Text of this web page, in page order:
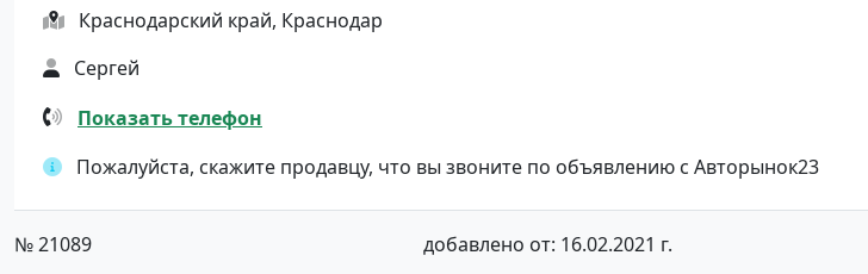
Краснодарский край, Краснодар
Сергей
Показать телефон
Пожалуйста, скажите продавцу, что вы звоните по объявлению с Авторынок23
№ 21089 добавлено от: 16.02.2021 г.